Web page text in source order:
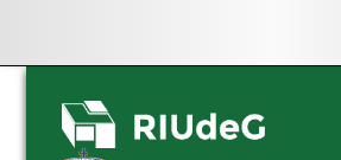
Skip
navigation